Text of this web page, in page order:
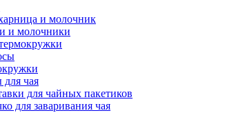
и молочник
и молочники
для чая
для чайных пакетиков
для заваривания чая